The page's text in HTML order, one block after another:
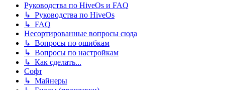
Руководства по HiveOs и FAQ
↳ Руководства по HiveOs
↳ FAQ
Несортированные вопросы сюда
↳ Вопросы по ошибкам
↳ Вопросы по настройкам
↳ Как сделать...
Софт
↳ Майнеры